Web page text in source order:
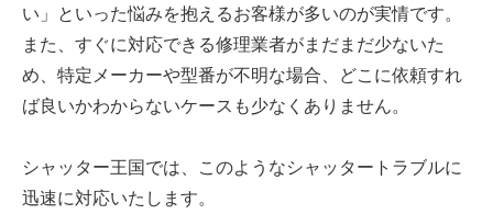
い」といった悩みを抱えるお客様が多いのが実情です。
また、すぐに対応できる修理業者がまだまだ少ないた
め、特定メーカーや型番が不明な場合、どこに依頼すれ
ば良いかわからないケースも少なくありません。
シャッター王国では、このようなシャッタートラブルに
迅速に対応いたします。